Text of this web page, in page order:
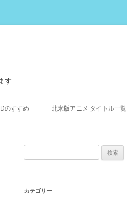
す
のすすめ 北米版アニメ タイトル一覧
カテゴリー